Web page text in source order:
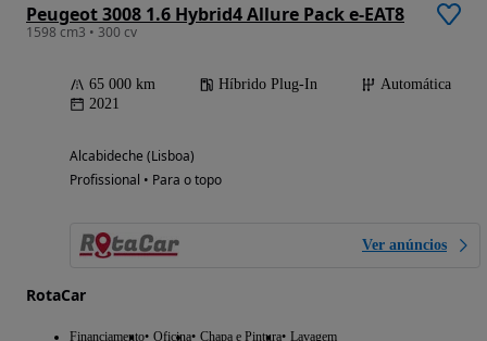
Peugeot 3008 1.6 Hybrid4 Allure Pack e-EAT8
1598 cm3 • 300 cv
65 000 km Híbrido Plug-In
Automática
2021
Alcabideche (Lisboa)
Profissional • Para o topo
Ver anúncios
RotaCar
Financiamento Oficina Chapa e Pintura Lavagem